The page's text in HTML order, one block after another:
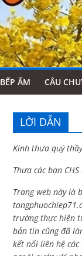
BẾP ẤM CÂU
LỜI DẪN
Kính thưa quý
Thưa các bạn
Trang web này là
trường thực hiện
bản tin cũng đã
kết nối liên hệ